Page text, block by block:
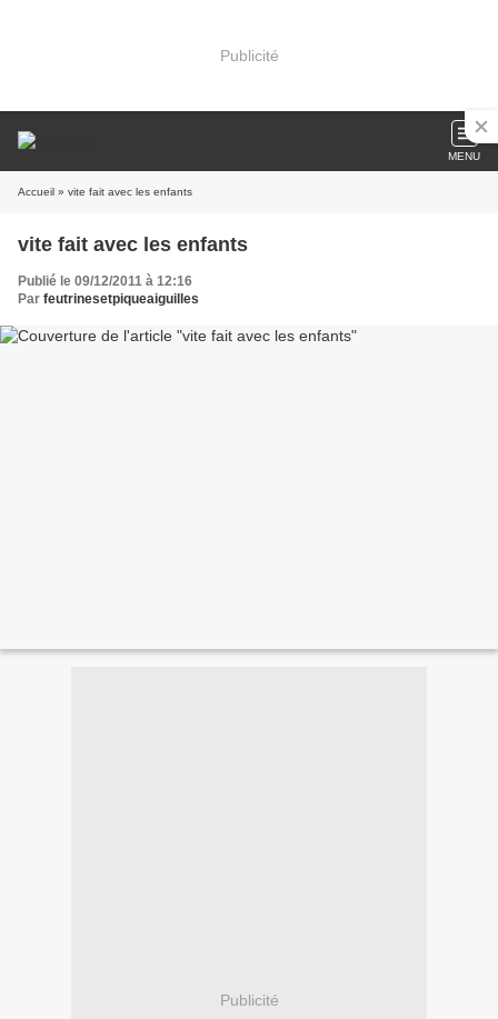
Publicité
MENU
Accueil » vite fait avec les enfants
vite fait avec les enfants
Publié le 09/12/2011 à 12:16
Par feutrinesetpiqueaiguilles
Publicité